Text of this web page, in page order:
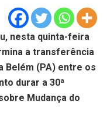
nesta quinta-feira
a transferência
Belém (PA) entre os
durar a 30ª
Mudança do